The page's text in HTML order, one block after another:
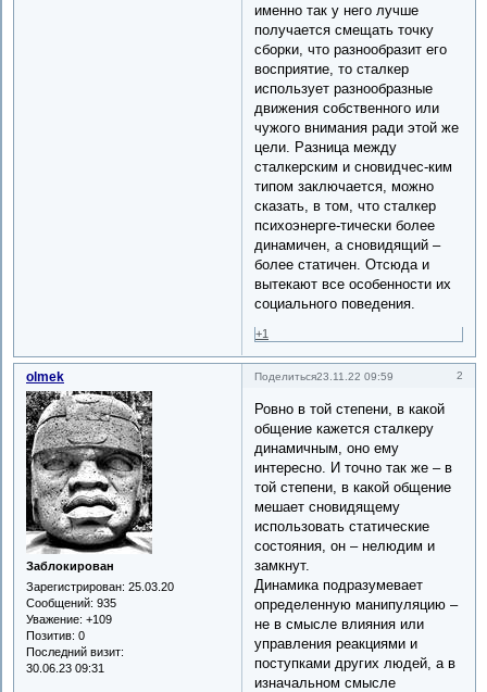
именно так у него лучше
получается смещать точку
сборки, что разнообразит его
восприятие, то сталкер
использует разнообразные
движения собственного или
чужого внимания ради этой же
цели. Разница между
сталкерским и сновидчес-ким
типом заключается, можно
сказать, в том, что сталкер
психоэнерге-тически более
динамичен, а сновидящий –
более статичен. Отсюда и
вытекают все особенности их
социального поведения.
+1
Поделиться 2
23.11.22 09:59
olmek
Заблокирован
Зарегистрирован: 25.03.20
Сообщений: 935
Уважение: +109
Позитив: 0
Последний визит:
30.06.23 09:31
Ровно в той степени, в какой
общение кажется сталкеру
динамичным, оно ему
интересно. И точно так же – в
той степени, в какой общение
мешает сновидящему
использовать статические
состояния, он – нелюдим и
замкнут.
Динамика подразумевает
определенную манипуляцию –
не в смысле влияния или
управления реакциями и
поступками других людей, а в
изначальном смысле